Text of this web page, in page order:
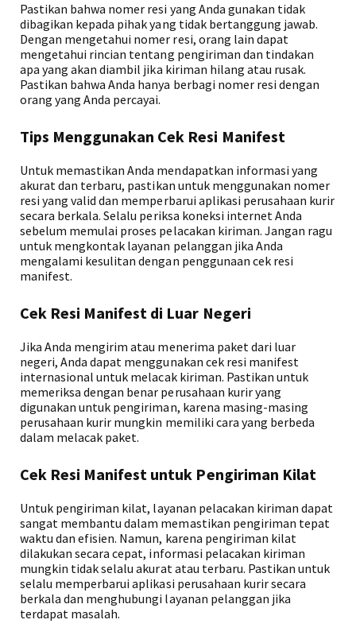
Pastikan bahwa nomer resi yang Anda gunakan tidak
dibagikan kepada pihak yang tidak bertanggung jawab.
Dengan mengetahui nomer resi, orang lain dapat
mengetahui rincian tentang pengiriman dan tindakan
apa yang akan diambil jika kiriman hilang atau rusak.
Pastikan bahwa Anda hanya berbagi nomer resi dengan
orang yang Anda percayai.
Tips Menggunakan Cek Resi Manifest
Untuk memastikan Anda mendapatkan informasi yang
akurat dan terbaru, pastikan untuk menggunakan nomer
resi yang valid dan memperbarui aplikasi perusahaan kurir
secara berkala. Selalu periksa koneksi internet Anda
sebelum memulai proses pelacakan kiriman. Jangan ragu
untuk mengkontak layanan pelanggan jika Anda
mengalami kesulitan dengan penggunaan cek resi
manifest.
Cek Resi Manifest di Luar Negeri
Jika Anda mengirim atau menerima paket dari luar
negeri, Anda dapat menggunakan cek resi manifest
internasional untuk melacak kiriman. Pastikan untuk
memeriksa dengan benar perusahaan kurir yang
digunakan untuk pengiriman, karena masing-masing
perusahaan kurir mungkin memiliki cara yang berbeda
dalam melacak paket.
Cek Resi Manifest untuk Pengiriman Kilat
Untuk pengiriman kilat, layanan pelacakan kiriman dapat
sangat membantu dalam memastikan pengiriman tepat
waktu dan efisien. Namun, karena pengiriman kilat
dilakukan secara cepat, informasi pelacakan kiriman
mungkin tidak selalu akurat atau terbaru. Pastikan untuk
selalu memperbarui aplikasi perusahaan kurir secara
berkala dan menghubungi layanan pelanggan jika
terdapat masalah.